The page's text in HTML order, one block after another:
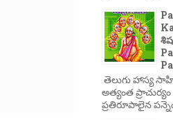
తెలుగు హాస్య
అత్యంత
ప్రతిరూపాలైన